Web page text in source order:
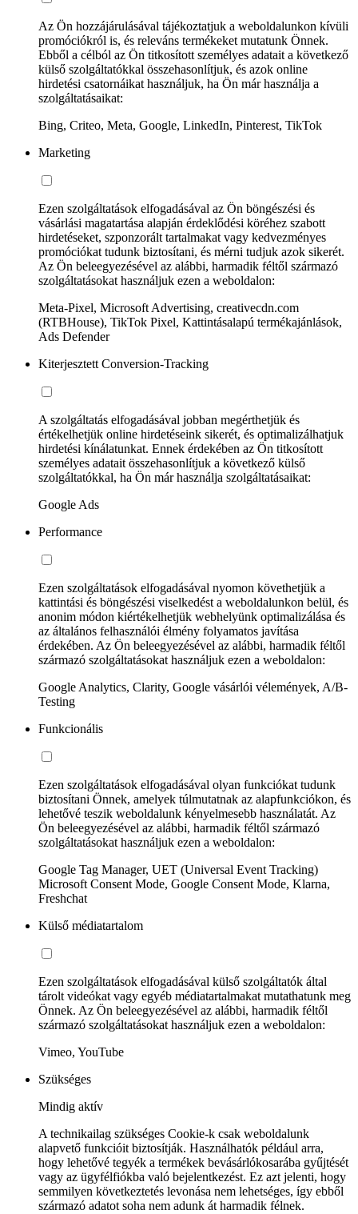
Az Ön hozzájárulásával tájékoztatjuk a weboldalunkon kívüli
promóciókról is, és releváns termékeket mutatunk Önnek.
Ebből a célból az Ön titkosított személyes adatait a következő
külső szolgáltatókkal összehasonlítjuk, és azok online
hirdetési csatornáikat használjuk, ha Ön már használja a
szolgáltatásaikat:
Bing, Criteo, Meta, Google, LinkedIn, Pinterest, TikTok
Marketing
Ezen szolgáltatások elfogadásával az Ön böngészési és
vásárlási magatartása alapján érdeklődési köréhez szabott
hirdetéseket, szponzorált tartalmakat vagy kedvezményes
promóciókat tudunk biztosítani, és mérni tudjuk azok sikerét.
Az Ön beleegyezésével az alábbi, harmadik féltől származó
szolgáltatásokat használjuk ezen a weboldalon:
Meta-Pixel, Microsoft Advertising, creativecdn.com
(RTBHouse), TikTok Pixel, Kattintásalapú termékajánlások,
Ads Defender
Kiterjesztett Conversion-Tracking
A szolgáltatás elfogadásával jobban megérthetjük és
értékelhetjük online hirdetéseink sikerét, és optimalizálhatjuk
hirdetési kínálatunkat. Ennek érdekében az Ön titkosított
személyes adatait összehasonlítjuk a következő külső
szolgáltatókkal, ha Ön már használja szolgáltatásaikat:
Google Ads
Performance
Ezen szolgáltatások elfogadásával nyomon követhetjük a
kattintási és böngészési viselkedést a weboldalunkon belül, és
anonim módon kiértékelhetjük webhelyünk optimalizálása és
az általános felhasználói élmény folyamatos javítása
érdekében. Az Ön beleegyezésével az alábbi, harmadik féltől
származó szolgáltatásokat használjuk ezen a weboldalon:
Google Analytics, Clarity, Google vásárlói vélemények, A/B-
Testing
Funkcionális
Ezen szolgáltatások elfogadásával olyan funkciókat tudunk
biztosítani Önnek, amelyek túlmutatnak az alapfunkciókon, és
lehetővé teszik weboldalunk kényelmesebb használatát. Az
Ön beleegyezésével az alábbi, harmadik féltől származó
szolgáltatásokat használjuk ezen a weboldalon:
Google Tag Manager, UET (Universal Event Tracking)
Microsoft Consent Mode, Google Consent Mode, Klarna,
Freshchat
Külső médiatartalom
Ezen szolgáltatások elfogadásával külső szolgáltatók által
tárolt videókat vagy egyéb médiatartalmakat mutathatunk meg
Önnek. Az Ön beleegyezésével az alábbi, harmadik féltől
származó szolgáltatásokat használjuk ezen a weboldalon:
Vimeo, YouTube
Szükséges
Mindig aktív
A technikailag szükséges Cookie-k csak weboldalunk
alapvető funkcióit biztosítják. Használhatók például arra,
hogy lehetővé tegyék a termékek bevásárlókosarába gyűjtését
vagy az ügyfélfiókba való bejelentkezést. Ez azt jelenti, hogy
semmilyen következtetés levonása nem lehetséges, így ebből
származó adatot soha nem adunk át harmadik félnek.